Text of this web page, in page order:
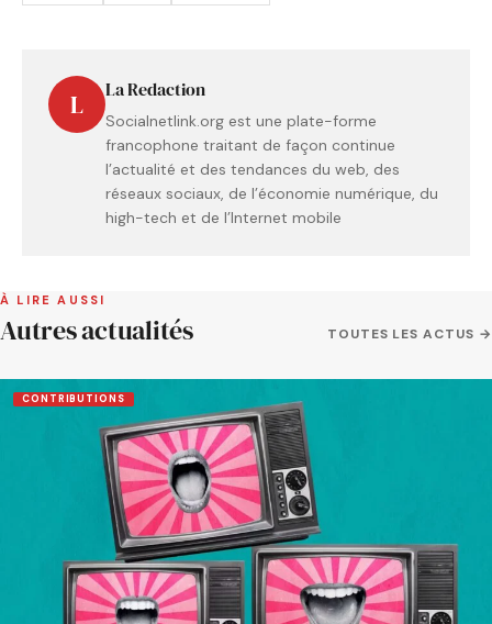
L La Redaction
Socialnetlink.org est une plate-forme
francophone traitant de façon continue
l’actualité et des tendances du web, des
réseaux sociaux, de l’économie numérique, du
high-tech et de l’Internet mobile
À LIRE AUSSI
Autres actualités TOUTES LES ACTUS →
CONTRIBUTIONS